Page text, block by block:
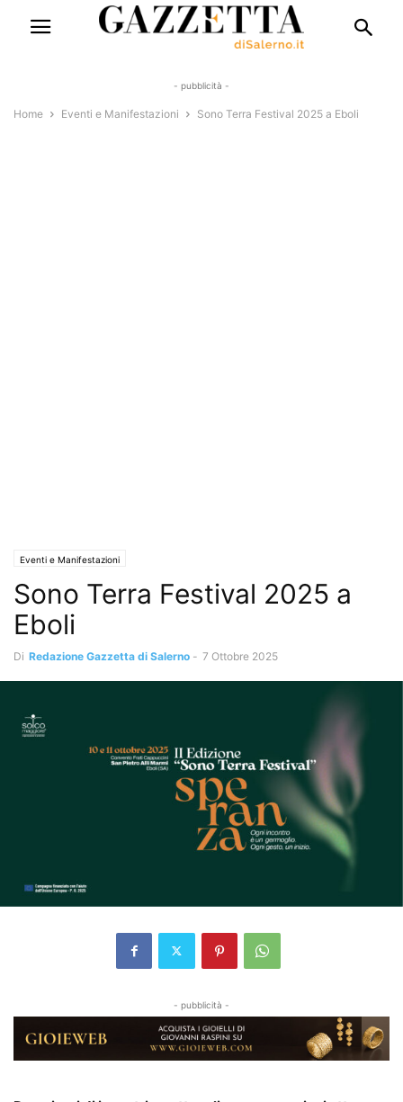
- pubblicità -
Home Eventi e Manifestazioni Sono Terra Festival 2025 a Eboli
Eventi e Manifestazioni
Sono Terra Festival 2025 a
Eboli
Di Redazione Gazzetta di Salerno - 7 Ottobre 2025
- pubblicità -